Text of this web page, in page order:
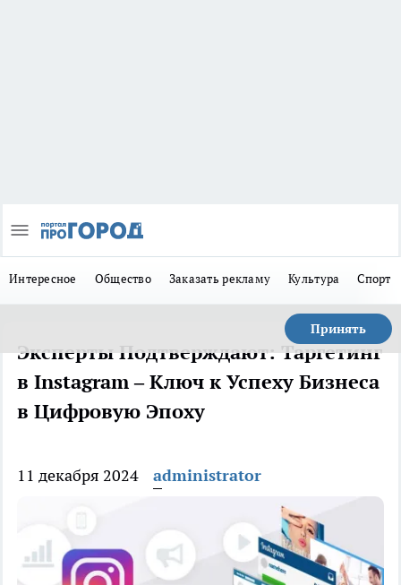
Интересное Общество Заказать рекламу Культура Спорт
Принять
Эксперты Подтверждают: Таргетинг
в Instagram – Ключ к Успеху Бизнеса
в Цифровую Эпоху
11 декабря 2024 administrator